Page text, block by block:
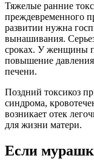
Тяжелые ранние
преждевременного
развитии нужна
вынашивания.
сроках. У женщины
повышение
печени.
Поздний токсикоз
синдрома,
возникает отек
для жизни матери.
Если